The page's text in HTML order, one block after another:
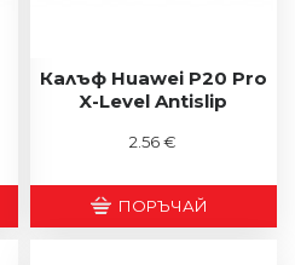
Калъф Huawei P20 Pro
X-Level Antislip
2.56 €
ПОРЪЧАЙ